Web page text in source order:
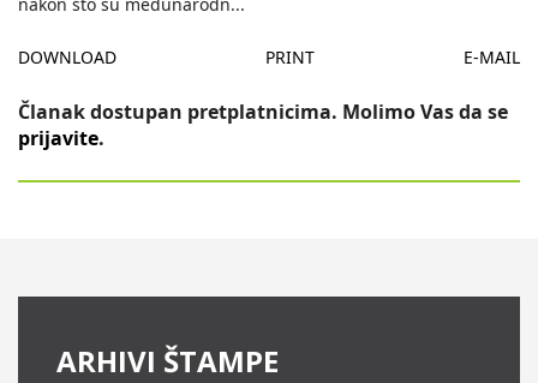
nakon što su medunarodn...
DOWNLOAD PRINT E-MAIL
Članak dostupan pretplatnicima. Molimo Vas da se
prijavite.
ARHIVI ŠTAMPE